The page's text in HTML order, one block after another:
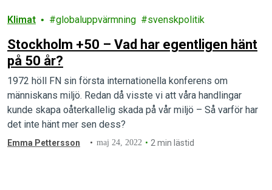
Klimat globaluppvärmning svenskpolitik
Stockholm +50 – Vad har egentligen hänt
på 50 år?
1972 höll FN sin första internationella konferens om
människans miljö. Redan då visste vi att våra handlingar
kunde skapa oåterkallelig skada på vår miljö – Så varför har
det inte hänt mer sen dess?
Emma Pettersson maj 24, 2022 2 min lästid